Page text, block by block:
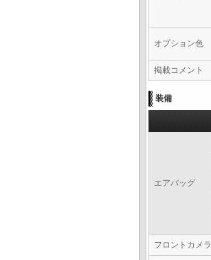
オプション色
掲載コメント
装備
エアバッグ
フロントカメラ